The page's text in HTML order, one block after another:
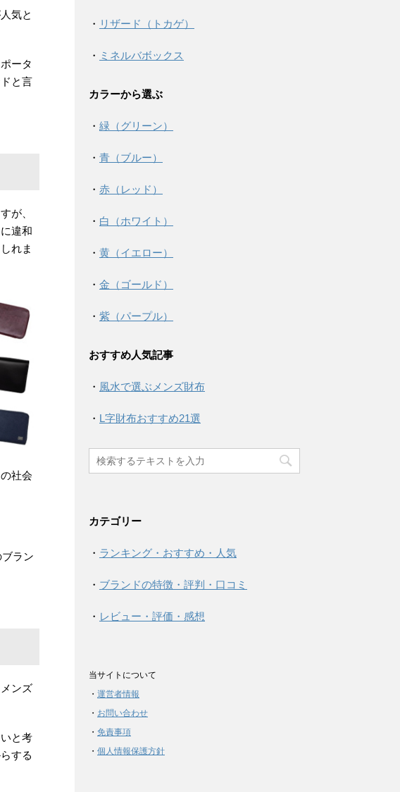
気と
ータ
と言
が、
違和
れま
社会
ラン
ンズ
と考
する
・ リザード（トカゲ）
・ ミネルバボックス
カラーから選ぶ
・ 緑（グリーン）
・ 青（ブルー）
・ 赤（レッド）
・ 白（ホワイト）
・ 黄（イエロー）
・ 金（ゴールド）
・ 紫（パープル）
おすすめ人気記事
・ 風水で選ぶメンズ財布
・ L字財布おすすめ21選
カテゴリー
・ ランキング・おすすめ・人気
・ ブランドの特徴・評判・口コミ
・ レビュー・評価・感想
当サイトについて
・ 運営者情報
・ お問い合わせ
・ 免責事項
・ 個人情報保護方針